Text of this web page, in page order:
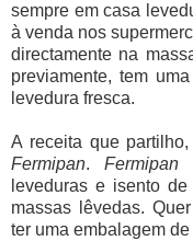
sempre em casa
à venda nos
directamente na
previamente, tem
levedura fresca.
A receita que
Fermipan. Fermipan
leveduras e isento
massas lêvedas.
ter uma embalagem de